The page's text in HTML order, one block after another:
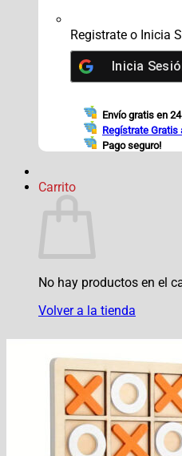
Registrate o Inicia
Inicia
Envío gratis en
Regístrate Gratis
Pago seguro!
Carrito
No hay productos en el
Volver a la tienda
Registrate o Inicia Sesión
Inicia Sesión
Envío gratis en 24 horas!
Regístrate Gratis aquí!